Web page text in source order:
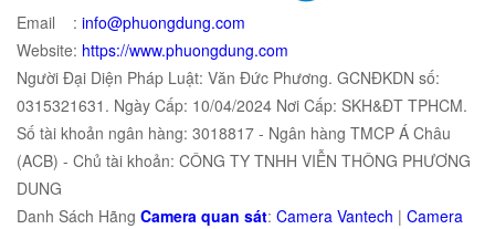
Email : info@phuongdung.com
Website: https://www.phuongdung.com
Người Đại Diện Pháp Luật: Văn Đức Phương. GCNĐKDN số:
0315321631. Ngày Cấp: 10/04/2024 Nơi Cấp: SKH&ĐT TPHCM.
Số tài khoản ngân hàng: 3018817 - Ngân hàng TMCP Á Châu
(ACB) - Chủ tài khoản: CÔNG TY TNHH VIỄN THÔNG PHƯƠNG
DUNG
Danh Sách Hãng Camera quan sát: Camera Vantech | Camera